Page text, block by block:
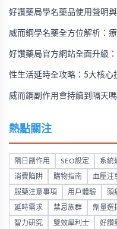
好讚藥局學名藥品使用聲明
威而鋼學名藥全方位解析：
好讚藥局官方網站全面升級
性生活延時全攻略：5大核心
威而鋼副作用會持續到隔天
熱點關注
隔日副作用 SEO設定 系統
消費陷阱 購物指南 血壓注
服藥注意事項 用戶體驗 頭
延時需求 禁忌族群 劑量選
智力研究 雙效犀利士 好讚